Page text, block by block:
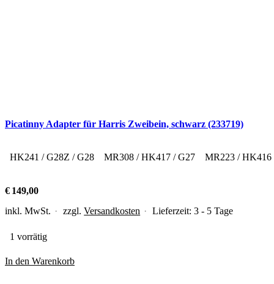
Picatinny Adapter für Harris Zweibein, schwarz (233719)
HK241 / G28Z / G28 MR308 / HK417 / G27 MR223 / HK416
€ 149,00
inkl. MwSt.
zzgl.Versandkosten Lieferzeit:3 - 5 Tage
1 vorrätig
In den Warenkorb